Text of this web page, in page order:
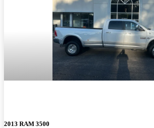
2013 RAM 3500